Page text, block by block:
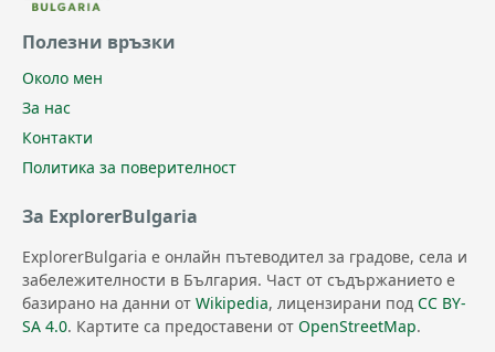
Полезни връзки
Около мен
За нас
Контакти
Политика за поверителност
За ExplorerBulgaria
ExplorerBulgaria е онлайн пътеводител за градове, села и
забележителности в България. Част от съдържанието е
базирано на данни от Wikipedia, лицензирани под CC BY-
SA 4.0. Картите са предоставени от OpenStreetMap.